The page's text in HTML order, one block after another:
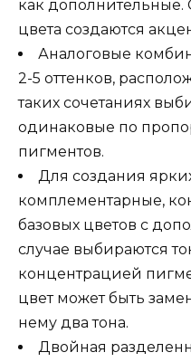
как дополнительные.
цвета создаются
Аналоговые
2-5 оттенков,
таких сочетаниях
одинаковые по
пигментов.
Для создания
комплементарные,
базовых цветов с
случае выбираются
концентрацией
цвет может быть
нему два тона.
Двойная